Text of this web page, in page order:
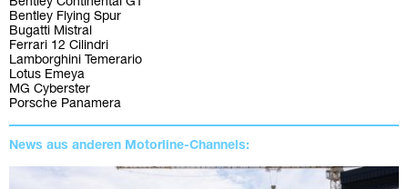
Bentley Flying Spur
Bugatti Mistral
Ferrari 12 Cilindri
Lamborghini Temerario
Lotus Emeya
MG Cyberster
Porsche Panamera
News aus anderen Motorline-Channels: